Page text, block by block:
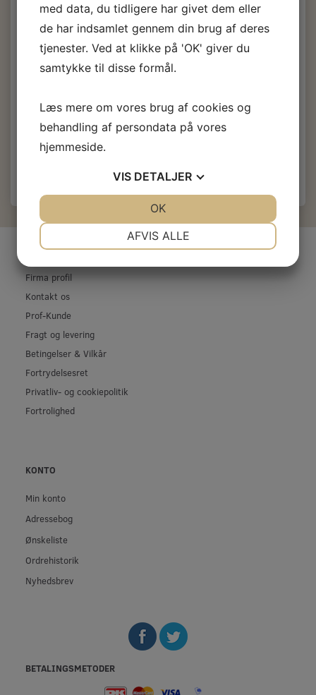
Kornstørrelse, slibepapir:
Korn 600
Kornstørrelse, slibepapir:
Korn 1000
Kornstørrelse, slibepapir:Korn 1500
Kornstørrelse, slibepapir: Korn 2000
Kornstørrelse, slibepapir:Korn 4000
Læg i kurv
INFORMATIONER
Firma profil
Kontakt os
Prof-Kunde
Fragt og levering
Betingelser & Vilkår
Fortrydelsesret
Privatliv- og cookiepolitik
Fortrolighed
KONTO
Min konto
Adressebog
Ønskeliste
Ordrehistorik
Nyhedsbrev
BETALINGSMETODER
med data, du tidligere har givet dem eller
de har indsamlet gennem din brug af deres
tjenester. Ved at klikke på 'OK' giver du
samtykke til disse formål.
Læs mere om vores brug af cookies og
behandling af persondata på vores
hjemmeside.
VIS DETALJER
AFVIS ALLE
OK